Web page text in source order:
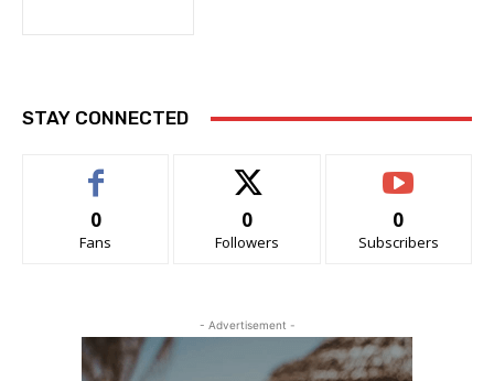
STAY CONNECTED
0
Fans
0
Followers
0
Subscribers
- Advertisement -